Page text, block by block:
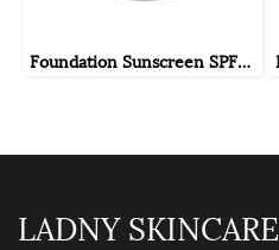
Foundation Sunscreen SPF50 PA+++ ครีมกันแดดใยไหมรองพื้น#01
LADNY SKINCARE